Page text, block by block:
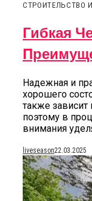
СТРОИТЕЛЬСТВО
Гибкая
Надежная и
хорошего
также
поэтому в
внимания
liveseason22.03.2025